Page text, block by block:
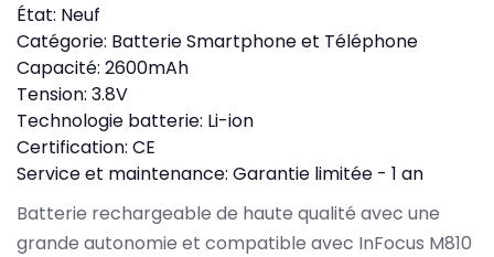
État: Neuf
Catégorie: Batterie Smartphone et Téléphone
Capacité: 2600mAh
Tension: 3.8V
Technologie batterie: Li-ion
Certification: CE
Service et maintenance: Garantie limitée - 1 an
Batterie rechargeable de haute qualité avec une
grande autonomie et compatible avec InFocus M810